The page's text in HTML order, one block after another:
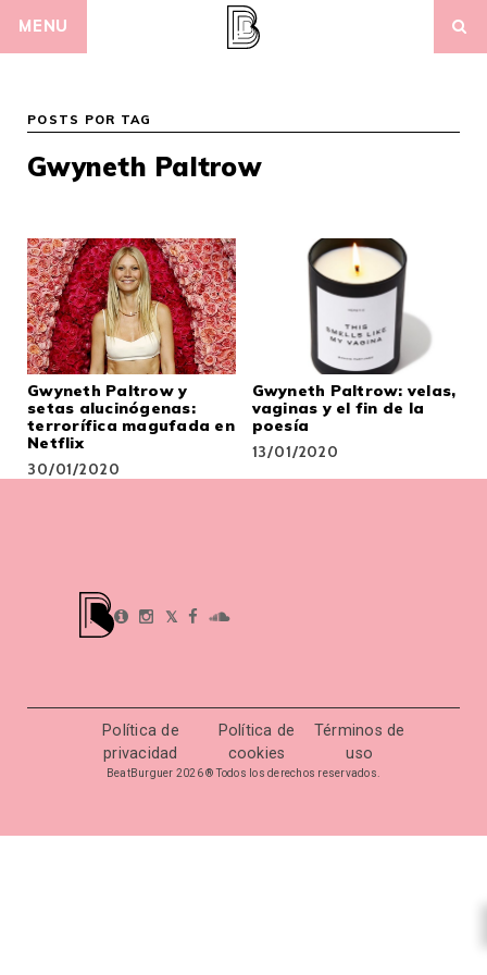
MENU
POSTS POR TAG
Gwyneth Paltrow
Gwyneth Paltrow y
setas alucinógenas:
terrorífica magufada en
Netflix
30/01/2020
Gwyneth Paltrow: velas,
vaginas y el fin de la
poesía
13/01/2020
𝕏
Política de
privacidad
Política de
cookies
Términos de
uso
BeatBurguer 2026 ® Todos los derechos reservados.